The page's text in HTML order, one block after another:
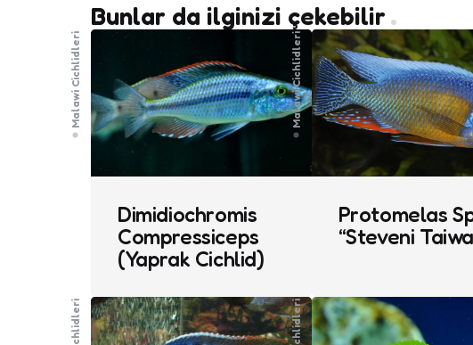
Bunlar da ilginizi çekebilir
Malawi Cichlidleri
Dimidiochromis
Compressiceps
(Yaprak Cichlid)
Malawi Cichlidleri
Protomelas
“Steveni